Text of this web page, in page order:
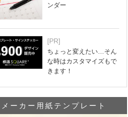
ンダー
[PR]
ちょっと変えたい…そん
な時はカスタマイズもで
きます！
メーカー用紙テンプレート